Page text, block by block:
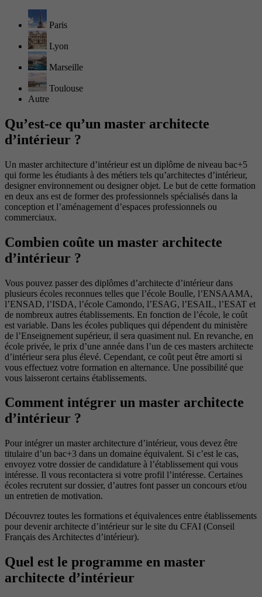
Paris
Lyon
Marseille
Toulouse
Autre
Qu’est-ce qu’un master architecte
d’intérieur ?
Un master architecture d’intérieur est un diplôme de niveau bac+5
qui forme les étudiants à des métiers tels qu’architectes d’intérieur,
designer environnement ou designer objet. Le but de cette formation
en deux ans est de former des professionnels spécialisés dans la
conception et l’aménagement d’espaces professionnels ou
commerciaux.
Combien coûte un master architecte
d’intérieur ?
Vous pouvez passer des diplômes d’architecte d’intérieur dans
plusieurs écoles reconnues telles que l’école Boulle, l’ENSAAMA,
l’ENSAD, l’ISDA, l’école Camondo, l’ESAG, l’ESAIL, l’ESAT et
de nombreux autres établissements. En fonction de l’école, le coût
est variable. Dans les écoles publiques qui dépendent du ministère
de l’Enseignement supérieur, il sera quasiment nul. En revanche, en
école privée, le prix d’une année dans l’un de ces masters architecte
d’intérieur sera plus élevé. Cependant, ce coût peut être amorti si
vous effectuez votre formation en alternance. Une possibilité que
vous laisseront certains établissements.
Comment intégrer un master architecte
d’intérieur ?
Pour intégrer un master architecture d’intérieur, vous devez être
titulaire d’un bac+3 dans un domaine équivalent. Si c’est le cas,
envoyez votre dossier de candidature à l’établissement qui vous
intéresse. Il vous recontactera si votre profil l’intéresse. Certaines
écoles recrutent sur dossier, d’autres font passer un concours et/ou
un entretien de motivation.
Découvrez toutes les formations et équivalences entre établissements
pour devenir architecte d’intérieur sur le site du CFAI (Conseil
Français des Architectes d’intérieur).
Quel est le programme en master
architecte d’intérieur